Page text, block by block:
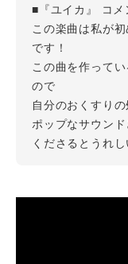
■『ユイカ』 コメ
この楽曲は私が
です！
この曲を作って
ので
自分のおくすり
ポップなサウン
くださるとうれし